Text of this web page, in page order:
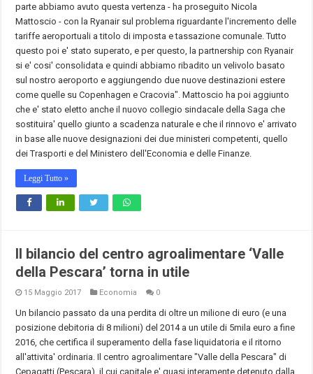
parte abbiamo avuto questa vertenza - ha proseguito Nicola
Mattoscio - con la Ryanair sul problema riguardante l'incremento delle
tariffe aeroportuali a titolo di imposta e tassazione comunale. Tutto
questo poi e' stato superato, e per questo, la partnership con Ryanair
si e' cosi' consolidata e quindi abbiamo ribadito un velivolo basato
sul nostro aeroporto e aggiungendo due nuove destinazioni estere
come quelle su Copenhagen e Cracovia". Mattoscio ha poi aggiunto
che e' stato eletto anche il nuovo collegio sindacale della Saga che
sostituira' quello giunto a scadenza naturale e che il rinnovo e' arrivato
in base alle nuove designazioni dei due ministeri competenti, quello
dei Trasporti e del Ministero dell'Economia e delle Finanze.
Leggi Tutto »
Il bilancio del centro agroalimentare ‘Valle
della Pescara’ torna in utile
15 Maggio 2017 Economia 0
Un bilancio passato da una perdita di oltre un milione di euro (e una
posizione debitoria di 8 milioni) del 2014 a un utile di 5mila euro a fine
2016, che certifica il superamento della fase liquidatoria e il ritorno
all'attivita' ordinaria. Il centro agroalimentare "Valle della Pescara" di
Cepagatti (Pescara), il cui capitale e' quasi interamente detenuto dalla